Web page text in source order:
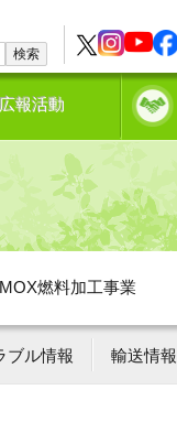
検索
報活動
燃料加工事業
ブル情報 輸送情報